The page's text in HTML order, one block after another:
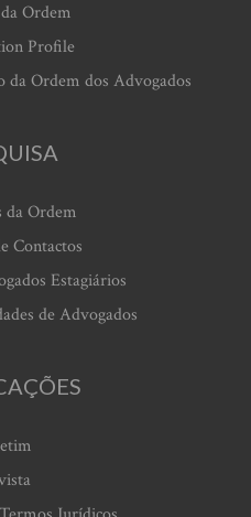
Ordem
Profile
da Ordem dos Advogados
da Ordem
Contactos
Estagiários
de Advogados